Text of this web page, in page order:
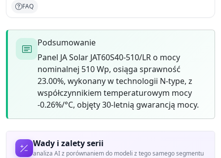
FAQ
Podsumowanie
Panel JA Solar JAT60S40-510/LR o mocy
nominalnej 510 Wp, osiąga sprawność
23.00%, wykonany w technologii N-type, z
współczynnikiem temperaturowym mocy
-0.26%/°C, objęty 30-letnią gwarancją mocy.
Wady i zalety serii
analiza AI z porównaniem do modeli z tego samego segmentu